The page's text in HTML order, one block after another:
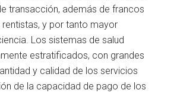
transacción, además de francos
y por tanto mayor
Los sistemas de salud
estratificados, con grandes
y calidad de los servicios
de la capacidad de pago de los